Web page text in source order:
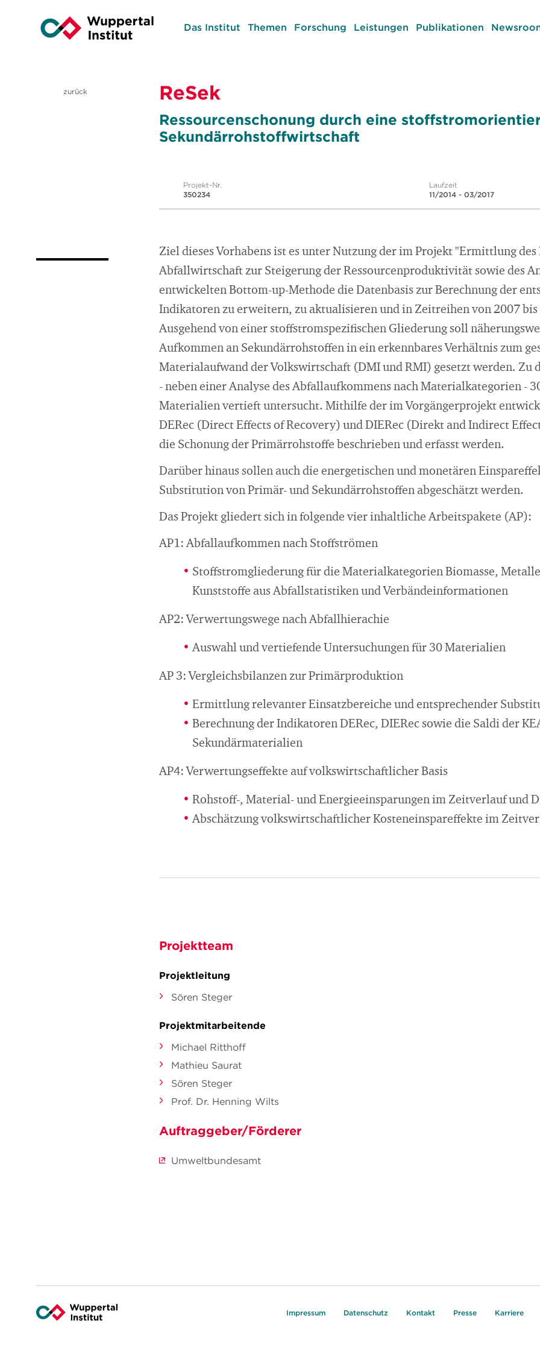
Das Institut Themen Forschung Leistungen Publikationen
zurück ReSek
Ressourcenschonung durch eine
Sekundärrohstoffwirtschaft
Projekt-Nr.
350234
Laufzeit
11/2014 - 03/2017
Ziel dieses Vorhabens ist es unter Nutzung der im Projekt "Ermittlung des
Abfallwirtschaft zur Steigerung der Ressourcenproduktivität sowie des
entwickelten Bottom-up-Methode die Datenbasis zur Berechnung der
Indikatoren zu erweitern, zu aktualisieren und in Zeitreihen von 2007
Ausgehend von einer stoffstromspezifischen Gliederung soll
Aufkommen an Sekundärrohstoffen in ein erkennbares Verhältnis zum
Materialaufwand der Volkswirtschaft (DMI und RMI) gesetzt werden. Zu
- neben einer Analyse des Abfallaufkommens nach Materialkategorien -
Materialien vertieft untersucht. Mithilfe der im Vorgängerprojekt
DERec (Direct Effects of Recovery) und DIERec (Direkt and Indirect
die Schonung der Primärrohstoffe beschrieben und erfasst werden.
Darüber hinaus sollen auch die energetischen und monetären
Substitution von Primär- und Sekundärrohstoffen abgeschätzt werden.
Das Projekt gliedert sich in folgende vier inhaltliche Arbeitspakete (AP):
AP1: Abfallaufkommen nach Stoffströmen
Stoffstromgliederung für die Materialkategorien Biomasse,
Kunststoffe aus Abfallstatistiken und Verbändeinformationen
AP2: Verwertungswege nach Abfallhierachie
Auswahl und vertiefende Untersuchungen für 30 Materialien
AP 3: Vergleichsbilanzen zur Primärproduktion
Ermittlung relevanter Einsatzbereiche und entsprechender
Berechnung der Indikatoren DERec, DIERec sowie die Saldi der
Sekundärmaterialien
AP4: Verwertungseffekte auf volkswirtschaftlicher Basis
Rohstoff-, Material- und Energieeinsparungen im Zeitverlauf und
Abschätzung volkswirtschaftlicher Kosteneinspareffekte im
Projektteam
Projektleitung
Sören Steger
Projektmitarbeitende
Michael Ritthoff
Mathieu Saurat
Sören Steger
Prof. Dr. Henning Wilts
Auftraggeber/Förderer
Umweltbundesamt
Impressum Datenschutz Kontakt Presse Karriere